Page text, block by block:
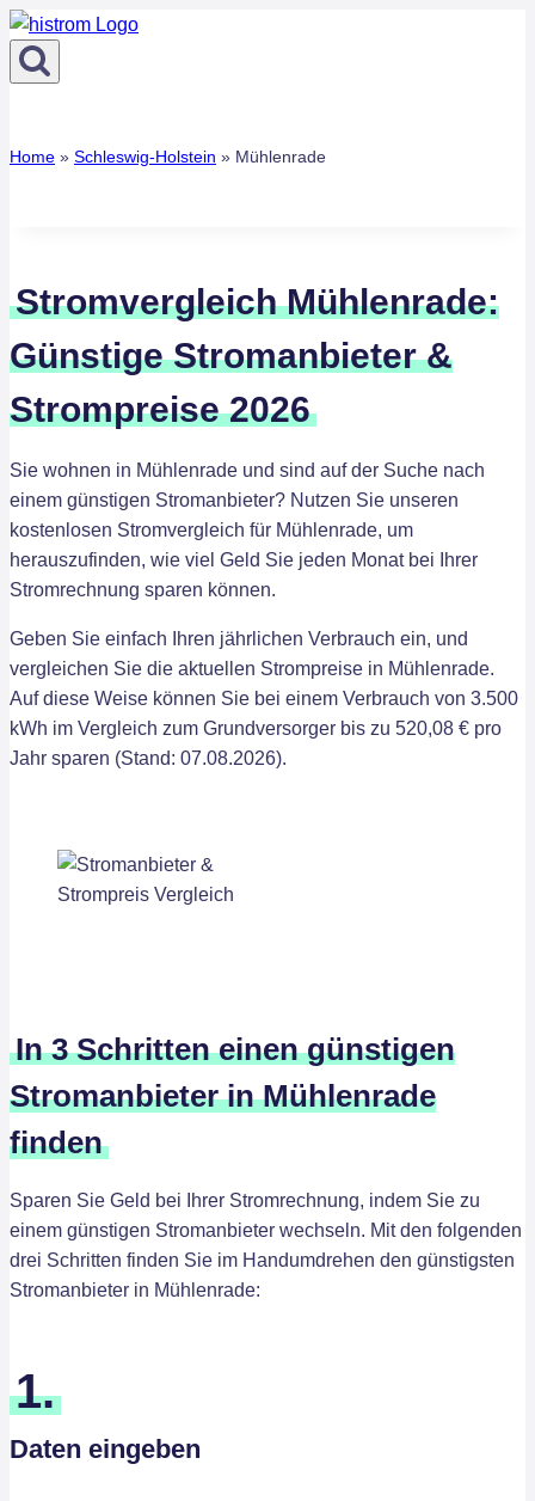
Zum
Inhalt
springen
Home » Schleswig-Holstein » Mühlenrade
Stromvergleich Mühlenrade:
Günstige Stromanbieter &
Strompreise 2026
Sie wohnen in Mühlenrade und sind auf der Suche nach
einem günstigen Stromanbieter? Nutzen Sie unseren
kostenlosen Stromvergleich für Mühlenrade, um
herauszufinden, wie viel Geld Sie jeden Monat bei Ihrer
Stromrechnung sparen können.
Geben Sie einfach Ihren jährlichen Verbrauch ein, und
vergleichen Sie die aktuellen Strompreise in Mühlenrade.
Auf diese Weise können Sie bei einem Verbrauch von 3.500
kWh im Vergleich zum Grundversorger bis zu 520,08 € pro
Jahr sparen (Stand: 07.08.2026).
In 3 Schritten einen günstigen
Stromanbieter in Mühlenrade
finden
Sparen Sie Geld bei Ihrer Stromrechnung, indem Sie zu
einem günstigen Stromanbieter wechseln. Mit den folgenden
drei Schritten finden Sie im Handumdrehen den günstigsten
Stromanbieter in Mühlenrade:
1.
Daten eingeben